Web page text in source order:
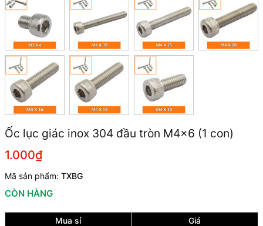
Ốc lục giác inox 304 đầu tròn M4x6 (1 con)
1.000₫
Mã sản phẩm: TXBG
CÒN HÀNG
Mua sỉ
Giá